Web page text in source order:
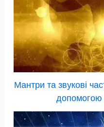
Мантри та звукові
допомогою